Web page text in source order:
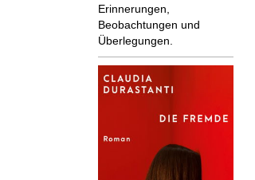
Erinnerungen,
Beobachtungen und
Überlegungen.